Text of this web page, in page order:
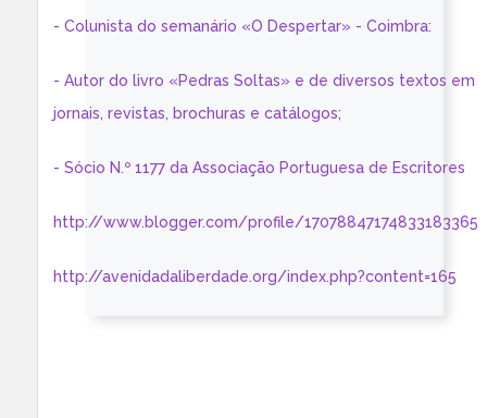
- Colunista do semanário «O Despertar» - Coimbra:
- Autor do livro «Pedras Soltas» e de diversos textos em
jornais, revistas, brochuras e catálogos;
- Sócio N.º 1177 da Associação Portuguesa de Escritores
http://www.blogger.com/profile/17078847174833183365
http://avenidadaliberdade.org/index.php?content=165